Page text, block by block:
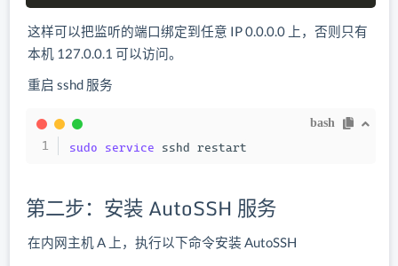
这样可以把监听的端口绑定到任意 IP 0.0.0.0 上，否则只有
本机 127.0.0.1 可以访问。
重启 sshd 服务
bash
sudo service sshd restart
第二步：安装 AutoSSH 服务
在内网主机 A 上，执行以下命令安装 AutoSSH